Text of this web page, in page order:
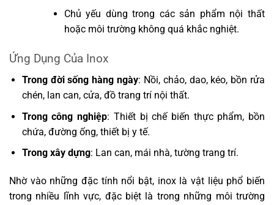
Chủ yếu dùng trong các sản phẩm nội thất
hoặc môi trường không quá khắc nghiệt.
Ứng Dụng Của Inox
Trong đời sống hàng ngày: Nồi, chảo, dao, kéo, bồn rửa
chén, lan can, cửa, đồ trang trí nội thất.
Trong công nghiệp: Thiết bị chế biến thực phẩm, bồn
chứa, đường ống, thiết bị y tế.
Trong xây dựng: Lan can, mái nhà, tường trang trí.
Nhờ vào những đặc tính nổi bật, inox là vật liệu phổ biến
trong nhiều lĩnh vực, đặc biệt là trong những môi trường